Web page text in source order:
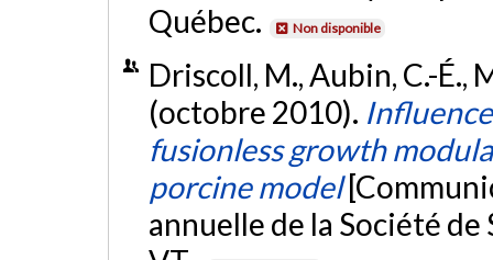
Québec.
Non disponible
Driscoll, M., Aubin, C.-É.,
(octobre 2010).
fusionless growth
porcine model
annuelle de la Société